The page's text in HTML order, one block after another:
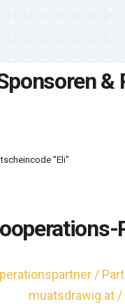
&
"Eli"